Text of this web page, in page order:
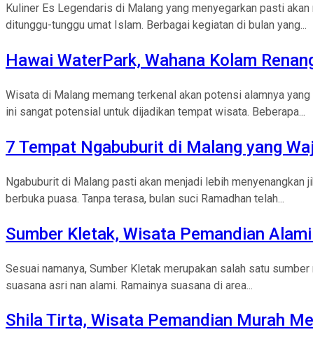
Kuliner Es Legendaris di Malang yang menyegarkan pasti
ditunggu-tunggu umat Islam. Berbagai kegiatan di bulan yang...
Hawai WaterPark, Wahana Kolam
Wisata di Malang memang terkenal akan potensi alamnya
ini sangat potensial untuk dijadikan tempat wisata. Beberapa...
7 Tempat Ngabuburit di Malang yang
Ngabuburit di Malang pasti akan menjadi lebih
berbuka puasa. Tanpa terasa, bulan suci Ramadhan telah...
Sumber Kletak, Wisata Pemandian
Sesuai namanya, Sumber Kletak merupakan salah satu
suasana asri nan alami. Ramainya suasana di area...
Shila Tirta, Wisata Pemandian Murah